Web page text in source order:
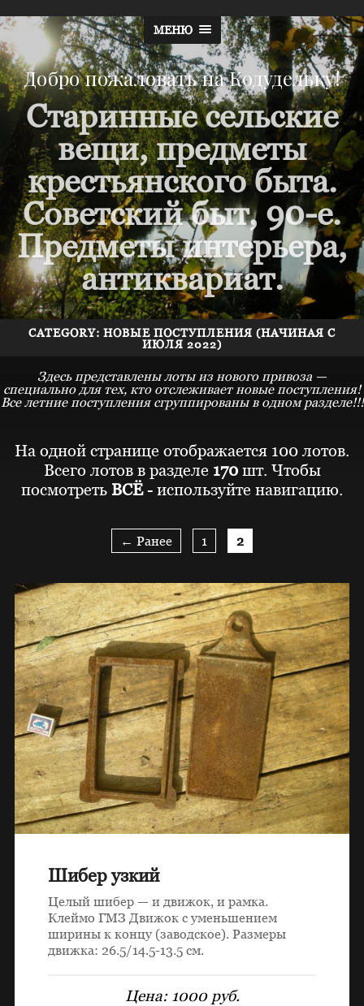
МЕНЮ
Добро пожаловать на Кодудельку!
Старинные сельские
вещи, предметы
крестьянского быта.
Советский быт, 90-е.
Предметы интерьера,
антиквариат.
CATEGORY: НОВЫЕ ПОСТУПЛЕНИЯ (НАЧИНАЯ С
ИЮЛЯ 2022)
Здесь представлены лоты из нового привоза —
специально для тех, кто отслеживает новые поступления!
Все летние поступления сгруппированы в одном разделе!!!
На одной странице отображается 100 лотов.
Всего лотов в разделе 170шт. Чтобы
посмотреть ВСЁ- используйте навигацию.
← Ранее 1 2
Шибер узкий
Целый шибер — и движок, и рамка.
Клеймо ГМЗ Движок с уменьшением
ширины к концу (заводское). Размеры
движка: 26.5/14.5-13.5 см.
Цена: 1000 руб.